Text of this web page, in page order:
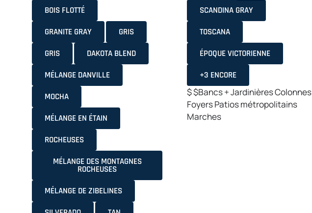
BOIS FLOTTÉ
GRANITE GRAY
GRIS
GRIS
DAKOTA BLEND
MÉLANGE DANVILLE
MOCHA
MÉLANGE EN ÉTAIN
ROCHEUSES
MÉLANGE DES MONTAGNES
ROCHEUSES
MÉLANGE DE ZIBELINES
SCANDINA GRAY
TOSCANA
ÉPOQUE VICTORIENNE
+3 ENCORE
$$Bancs +Jardinières Colonnes
FoyersPatiosmétropolitains
Marches